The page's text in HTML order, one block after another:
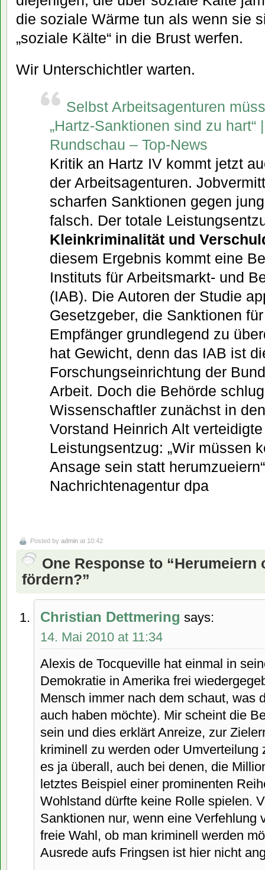
die soziale Wärme tun als wenn sie
„soziale Kälte“ in die Brust werfen.
Wir Unterschichtler warten.
Selbst Arbeitsagenturen
„Hartz-Sanktionen sind zu hart“
Rundschau – Top-News
Kritik an Hartz IV kommt jetzt
der Arbeitsagenturen.
scharfen Sanktionen gegen
falsch. Der totale
Kleinkriminalität und
diesem Ergebnis kommt eine
Instituts für Arbeitsmarkt- und
(IAB). Die Autoren der Studie
Gesetzgeber, die Sanktionen
Empfänger grundlegend zu
hat Gewicht, denn das IAB ist
Forschungseinrichtung der
Arbeit. Doch die Behörde
Wissenschaftler zunächst in
Vorstand Heinrich Alt
Leistungsentzug: „Wir müssen
Ansage sein statt
Nachrichtenagentur dpa
Posted by admin at 10:42
One Response to “Herumeiern
fördern?”
Christian Dettmering says:
14. Mai 2010 at 11:34
Alexis de Tocqueville hat einmal in
Demokratie in Amerika frei
Mensch immer nach dem schaut, was
auch haben möchte). Mir scheint die
sein und dies erklärt Anreize, zur
kriminell zu werden oder Umverteilung
es ja überall, auch bei denen, die
letztes Beispiel einer prominenten
Wohlstand dürfte keine Rolle spielen.
Sanktionen nur, wenn eine Verfehlung
freie Wahl, ob man kriminell werden
Ausrede aufs Fringsen ist hier nicht